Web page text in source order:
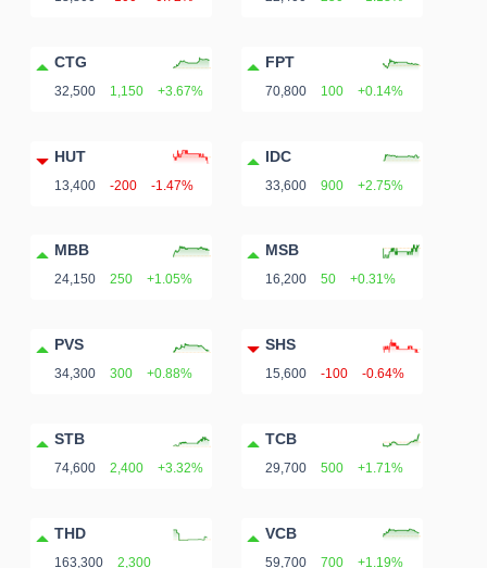
CTG
32,500 1,150 +3.67%
FPT
70,800 100 +0.14%
HUT
13,400 -200 -1.47%
IDC
33,600 900 +2.75%
MBB
24,150 250 +1.05%
MSB
16,200 50 +0.31%
PVS
34,300 300 +0.88%
SHS
15,600 -100 -0.64%
STB
74,600 2,400 +3.32%
TCB
29,700 500 +1.71%
THD
163,300
2,300
VCB
59,700 700 +1.19%
viết
của
giả
Báo
tích
Thuật